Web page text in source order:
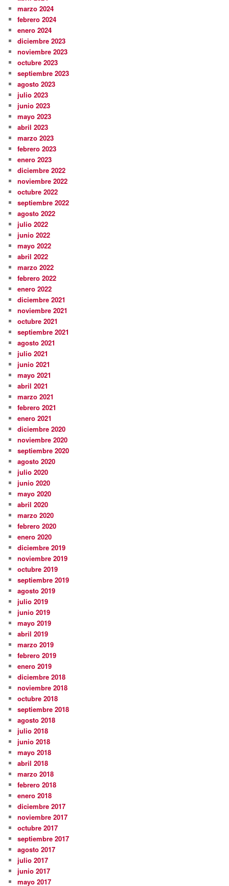
marzo 2024
febrero 2024
enero 2024
diciembre 2023
noviembre 2023
octubre 2023
septiembre 2023
agosto 2023
julio 2023
junio 2023
mayo 2023
abril 2023
marzo 2023
febrero 2023
enero 2023
diciembre 2022
noviembre 2022
octubre 2022
septiembre 2022
agosto 2022
julio 2022
junio 2022
mayo 2022
abril 2022
marzo 2022
febrero 2022
enero 2022
diciembre 2021
noviembre 2021
octubre 2021
septiembre 2021
agosto 2021
julio 2021
junio 2021
mayo 2021
abril 2021
marzo 2021
febrero 2021
enero 2021
diciembre 2020
noviembre 2020
septiembre 2020
agosto 2020
julio 2020
junio 2020
mayo 2020
abril 2020
marzo 2020
febrero 2020
enero 2020
diciembre 2019
noviembre 2019
octubre 2019
septiembre 2019
agosto 2019
julio 2019
junio 2019
mayo 2019
abril 2019
marzo 2019
febrero 2019
enero 2019
diciembre 2018
noviembre 2018
octubre 2018
septiembre 2018
agosto 2018
julio 2018
junio 2018
mayo 2018
abril 2018
marzo 2018
febrero 2018
enero 2018
diciembre 2017
noviembre 2017
octubre 2017
septiembre 2017
agosto 2017
julio 2017
junio 2017
mayo 2017